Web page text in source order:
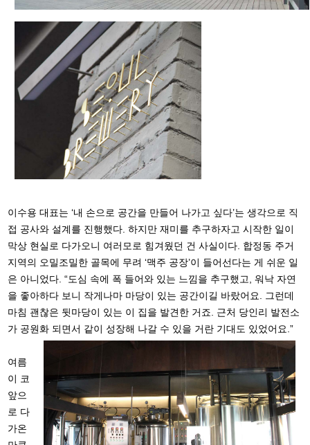
이수용 대표는 ‘내 손으로 공간을 만들어 나가고 싶다’는 생각으로 직
접 공사와 설계를 진행했다. 하지만 재미를 추구하자고 시작한 일이
막상 현실로 다가오니 여러모로 힘겨웠던 건 사실이다. 합정동 주거
지역의 오밀조밀한 골목에 무려 ‘맥주 공장’이 들어선다는 게 쉬운 일
은 아니었다. “도심 속에 폭 들어와 있는 느낌을 추구했고, 워낙 자연
을 좋아하다 보니 작게나마 마당이 있는 공간이길 바랐어요. 그런데
마침 괜찮은 뒷마당이 있는 이 집을 발견한 거죠. 근처 당인리 발전소
가 공원화 되면서 같이 성장해 나갈 수 있을 거란 기대도 있었어요.”
여름
이 코
앞으
로 다
가온